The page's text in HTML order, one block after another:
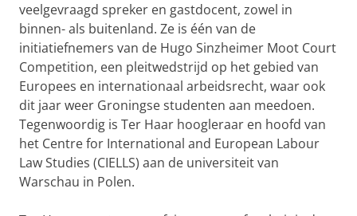
veelgevraagd spreker en gastdocent, zowel in
binnen- als buitenland. Ze is één van de
initiatiefnemers van de Hugo Sinzheimer Moot Court
Competition, een pleitwedstrijd op het gebied van
Europees en internationaal arbeidsrecht, waar ook
dit jaar weer Groningse studenten aan meedoen.
Tegenwoordig is Ter Haar hoogleraar en hoofd van
het Centre for International and European Labour
Law Studies (CIELLS) aan de universiteit van
Warschau in Polen.